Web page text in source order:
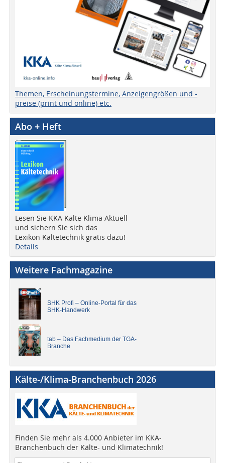
Themen, Erscheinungstermine, Anzeigengrößen und -
preise (print und online) etc.
Abo + Heft
Lesen Sie KKA Kälte Klima Aktuell
und sichern Sie sich das
Lexikon Kältetechnik gratis dazu!
Details
Weitere Fachmagazine
SHK Profi – Online-Portal für das
SHK-Handwerk
tab – Das Fachmedium der TGA-
Branche
Kälte-/Klima-Branchenbuch 2026
Finden Sie mehr als 4.000 Anbieter im KKA-
Branchenbuch der Kälte- und Klimatechnik!